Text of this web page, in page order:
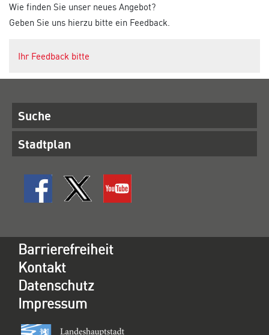
Wie finden Sie unser neues Angebot?
Geben Sie uns hierzu bitte ein Feedback.
Ihr Feedback bitte
Suche
Stadtplan
Barrierefreiheit
Kontakt
Datenschutz
Impressum